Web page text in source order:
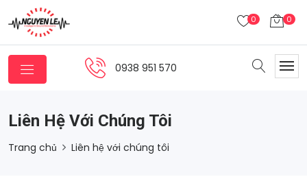
0 0
0938 951 570
Liên Hệ Với Chúng Tôi
Trang chủ Liên hệ với chúng tôi